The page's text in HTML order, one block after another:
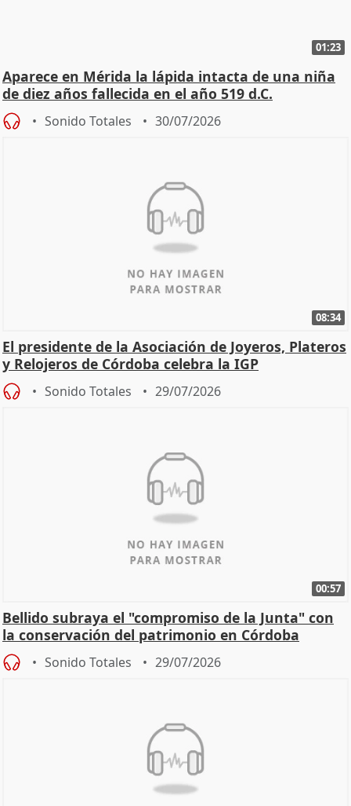
01:23
Aparece en Mérida la lápida intacta de una niña
de diez años fallecida en el año 519 d.C.
Sonido Totales 30/07/2026
08:34
El presidente de la Asociación de Joyeros, Plateros
y Relojeros de Córdoba celebra la IGP
Sonido Totales 29/07/2026
00:57
Bellido subraya el "compromiso de la Junta" con
la conservación del patrimonio en Córdoba
Sonido Totales 29/07/2026